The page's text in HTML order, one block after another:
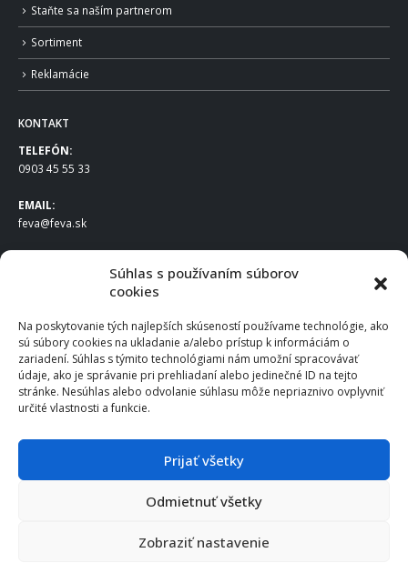
Súhlas s používaním súborov
cookies
Na poskytovanie tých najlepších skúseností používame technológie, ako
sú súbory cookies na ukladanie a/alebo prístup k informáciám o
zariadení. Súhlas s týmito technológiami nám umožní spracovávať
údaje, ako je správanie pri prehliadaní alebo jedinečné ID na tejto
stránke. Nesúhlas alebo odvolanie súhlasu môže nepriaznivo ovplyvniť
určité vlastnosti a funkcie.
Prijať všetky
Odmietnuť všetky
Zobraziť nastavenie
Staňte sa naším partnerom
Sortiment
Reklamácie
KONTAKT
TELEFÓN:
0903 45 55 33
EMAIL:
feva@feva.sk
FEVA Slovakia SK s.r.o.
831 04 Bratislava
IČO: 50922688
DIČ: 2120539388
IČ DPH: SK2120539388
Po – Pia: 8:00 – 16:30